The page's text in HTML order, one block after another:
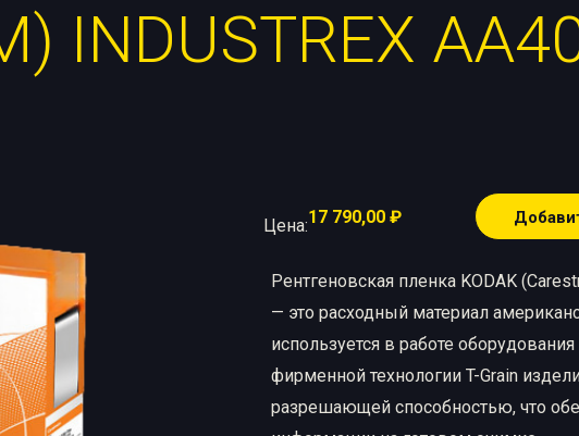
кроулеры
машины
Рентгеновская пленка
Химические реактивы
Написание методических материалов
Проектирование камер радиационной защиты
Наши дилеры
INDUSTREX
Цена:17 790,00 ₽
Рентгеновская пленка KODAK
— это расходный материал
используется в работе
фирменной технологии T-Grain
разрешающей способностью, что